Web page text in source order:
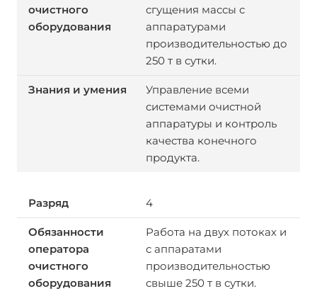
сгущения массы с
аппаратурами
производительностью до
250 т в сутки.
Управление всеми
системами очистной
аппаратуры и контроль
качества конечного
продукта.
4
Работа на двух потоках и
с аппаратами
производительностью
свыше 250 т в сутки.